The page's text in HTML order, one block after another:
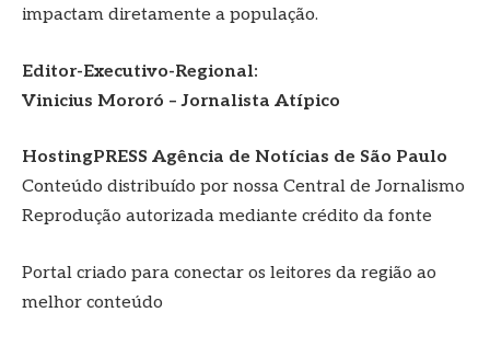
impactam diretamente a população.
Editor-Executivo-Regional:
Vinicius Mororó – Jornalista Atípico
HostingPRESS Agência de Notícias de São Paulo
Conteúdo distribuído por nossa Central de Jornalismo
Reprodução autorizada mediante crédito da fonte
Portal criado para conectar os leitores da região ao
melhor conteúdo